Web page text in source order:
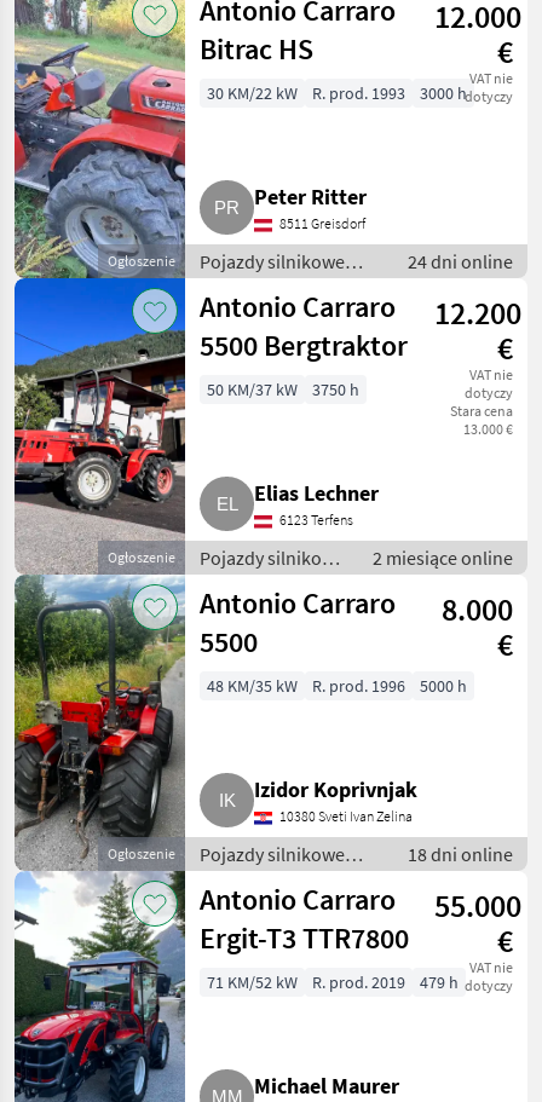
Transportery rolnicze
Ogłoszenie
Antonio Carraro
Bitrac HS
12.000
€
VAT nie
dotyczy
30 KM/22 kW R. prod. 1993 3000 h
Peter Ritter
8511 Greisdorf
Pojazdy silnikowe
rolnicze /
Transportery rolnicze
24 dni online
Ogłoszenie
Antonio Carraro
5500 Bergtraktor
12.200
€
VAT nie
dotyczy
Stara cena
13.000 €
50 KM/37 kW 3750 h
Elias Lechner
6123 Terfens
Pojazdy silnikowe
rolnicze /
Transportery
rolnicze
2 miesiące online
Ogłoszenie
Antonio Carraro
5500
8.000
€
48 KM/35 kW R. prod. 1996 5000 h
Izidor Koprivnjak
10380 Sveti Ivan Zelina
Pojazdy silnikowe
rolnicze /
Transportery rolnicze
18 dni online
Antonio Carraro
Ergit-T3 TTR7800
55.000
€
VAT nie
dotyczy
71 KM/52 kW R. prod. 2019 479 h
Michael Maurer